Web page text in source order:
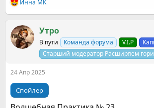
Р
е
к
ц
и
Инна MK
Утро
В пути Команда форума V.I.P
Старший модератор Расширяем
24 Апр 2025
Спойлер